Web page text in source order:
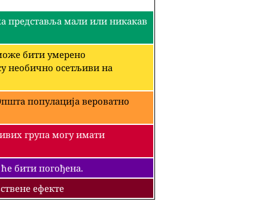
представља мали или никакав
бити умерено
необично осетљиви на
популација вероватно
група могу имати
бити погођена.
ефекте